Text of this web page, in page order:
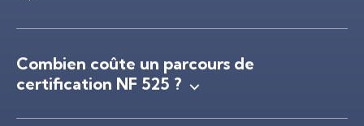
Combien coûte un parcours de
certification NF 525 ?